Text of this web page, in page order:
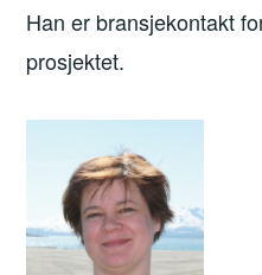
Han er bransjekontakt
prosjektet.